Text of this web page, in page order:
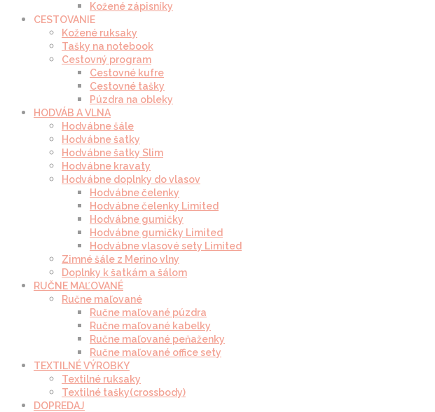
Kožené zápisníky
CESTOVANIE
Kožené ruksaky
Tašky na notebook
Cestovný program
Cestovné kufre
Cestovné tašky
Púzdra na obleky
HODVÁB A VLNA
Hodvábne šále
Hodvábne šatky
Hodvábne šatky Slim
Hodvábne kravaty
Hodvábne doplnky do vlasov
Hodvábne čelenky
Hodvábne čelenky Limited
Hodvábne gumičky
Hodvábne gumičky Limited
Hodvábne vlasové sety Limited
Zimné šále z Merino vlny
Doplnky k šatkám a šálom
RUČNE MAĽOVANÉ
Ručne maľované
Ručne maľované púzdra
Ručne maľované kabelky
Ručne maľované peňaženky
Ručne maľované office sety
TEXTILNÉ VÝROBKY
Textilné ruksaky
Textilné tašky(crossbody)
DOPREDAJ